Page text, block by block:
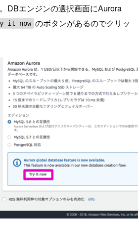
DBエンジンの選択画面にAurora
it now のボタンがあるのでクリッ